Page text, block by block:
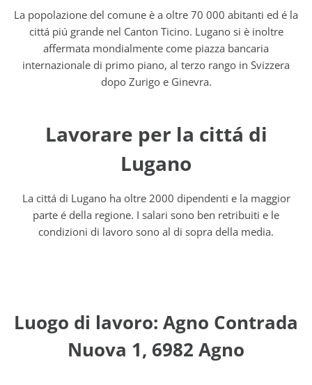
La popolazione del comune è a oltre 70 000 abitanti ed é la
cittá piú grande nel Canton Ticino. Lugano si è inoltre
affermata mondialmente come piazza bancaria
internazionale di primo piano, al terzo rango in Svizzera
dopo Zurigo e Ginevra.
Lavorare per la cittá di
Lugano
La cittá di Lugano ha oltre 2000 dipendenti e la maggior
parte é della regione. I salari sono ben retribuiti e le
condizioni di lavoro sono al di sopra della media.
Luogo di lavoro: Agno Contrada
Nuova 1, 6982 Agno